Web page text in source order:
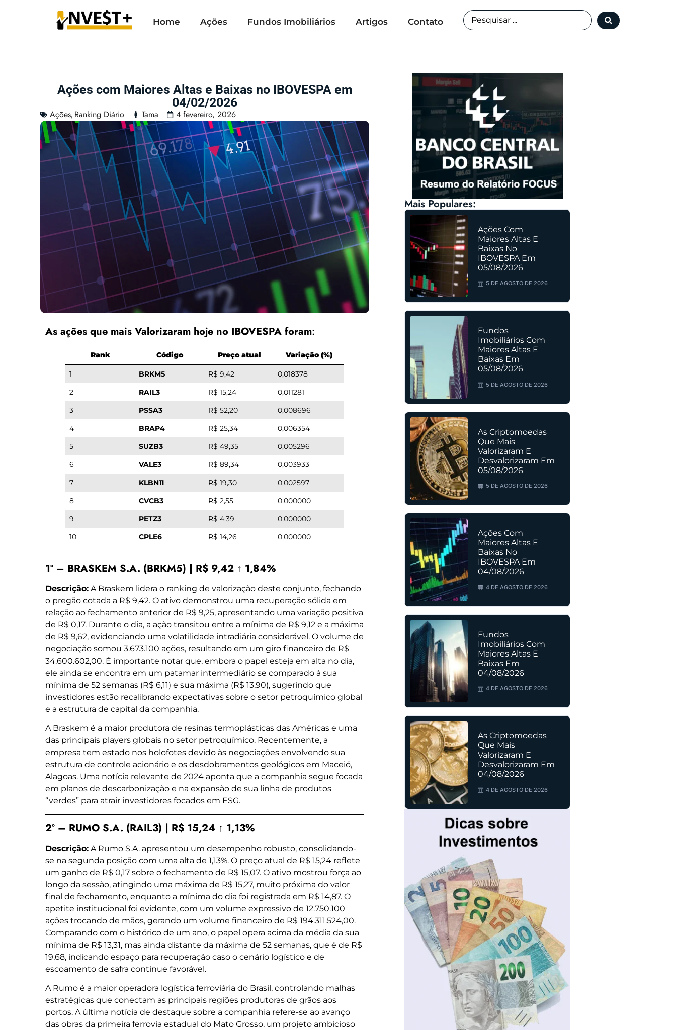
Home Ações Fundos Imobiliários Artigos Contato
Ações com Maiores Altas e Baixas no IBOVESPA em
04/02/2026
Ações, Ranking Diário Tama 4 fevereiro, 2026
As ações que mais Valorizaram hoje no IBOVESPA foram:
Rank Código Preço atual Variação (%)
1 BRKM5 R$ 9,42
0,018378
2
RAIL3 R$ 15,24
0,011281
3
PSSA3 R$ 52,20
0,008696
4
BRAP4 R$ 25,34
0,006354
5
SUZB3 R$ 49,35
0,005296
6
VALE3 R$ 89,34
0,003933
7
KLBN11 R$ 19,30
0,002597
8
CVCB3 R$ 2,55
0,000000
9
PETZ3 R$ 4,39
0,000000
10
CPLE6 R$ 14,26 0,000000
1º – BRASKEM S.A. (BRKM5) | R$ 9,42 ↑ 1,84%
Descrição: A Braskem lidera o ranking de valorização deste conjunto, fechando
o pregão cotada a R$ 9,42. O ativo demonstrou uma recuperação sólida em
relação ao fechamento anterior de R$ 9,25, apresentando uma variação positiva
de R$ 0,17. Durante o dia, a ação transitou entre a mínima de R$ 9,12 e a máxima
de R$ 9,62, evidenciando uma volatilidade intradiária considerável. O volume de
negociação somou 3.673.100 ações, resultando em um giro financeiro de R$
34.600.602,00. É importante notar que, embora o papel esteja em alta no dia,
ele ainda se encontra em um patamar intermediário se comparado à sua
mínima de 52 semanas (R$ 6,11) e sua máxima (R$ 13,90), sugerindo que
investidores estão recalibrando expectativas sobre o setor petroquímico global
e a estrutura de capital da companhia.
A Braskem é a maior produtora de resinas termoplásticas das Américas e uma
das principais players globais no setor petroquímico. Recentemente, a
empresa tem estado nos holofotes devido às negociações envolvendo sua
estrutura de controle acionário e os desdobramentos geológicos em Maceió,
Alagoas. Uma notícia relevante de 2024 aponta que a companhia segue focada
em planos de descarbonização e na expansão de sua linha de produtos
“verdes” para atrair investidores focados em ESG.
2º – RUMO S.A. (RAIL3) | R$ 15,24 ↑ 1,13%
Descrição: A Rumo S.A. apresentou um desempenho robusto, consolidando-
se na segunda posição com uma alta de 1,13%. O preço atual de R$ 15,24 reflete
um ganho de R$ 0,17 sobre o fechamento de R$ 15,07. O ativo mostrou força ao
longo da sessão, atingindo uma máxima de R$ 15,27, muito próxima do valor
final de fechamento, enquanto a mínima do dia foi registrada em R$ 14,87. O
apetite institucional foi evidente, com um volume expressivo de 12.750.100
ações trocando de mãos, gerando um volume financeiro de R$ 194.311.524,00.
Comparando com o histórico de um ano, o papel opera acima da média da sua
mínima de R$ 13,31, mas ainda distante da máxima de 52 semanas, que é de R$
19,68, indicando espaço para recuperação caso o cenário logístico e de
escoamento de safra continue favorável.
A Rumo é a maior operadora logística ferroviária do Brasil, controlando malhas
estratégicas que conectam as principais regiões produtoras de grãos aos
portos. A última notícia de destaque sobre a companhia refere-se ao avanço
das obras da primeira ferrovia estadual do Mato Grosso, um projeto ambicioso
Mais Populares:
Ações Com
Maiores Altas E
Baixas No
IBOVESPA Em
05/08/2026
5 DE AGOSTO DE 2026
Fundos
Imobiliários Com
Maiores Altas E
Baixas Em
05/08/2026
5 DE AGOSTO DE 2026
As Criptomoedas
Que Mais
Valorizaram E
Desvalorizaram Em
05/08/2026
5 DE AGOSTO DE 2026
Ações Com
Maiores Altas E
Baixas No
IBOVESPA Em
04/08/2026
4 DE AGOSTO DE 2026
Fundos
Imobiliários Com
Maiores Altas E
Baixas Em
04/08/2026
4 DE AGOSTO DE 2026
As Criptomoedas
Que Mais
Valorizaram E
Desvalorizaram Em
04/08/2026
4 DE AGOSTO DE 2026